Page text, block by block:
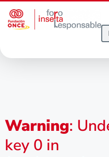
Warning:
key 0 in